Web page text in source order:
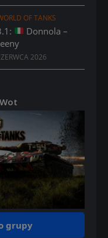
OF TANKS
Donnola –
2026
grupy